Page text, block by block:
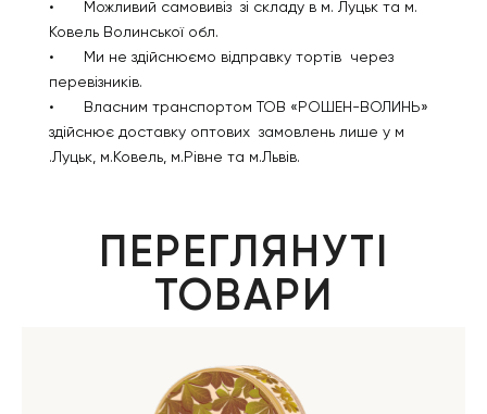
•
Можливий самовивіз зі складу в м. Луцьк та м.
Ковель Волинської обл.
•
Ми не здійснюємо відправку тортів через
перевізників.
•
Власним транспортом ТОВ «РОШЕН-ВОЛИНЬ»
здійснює доставку оптових замовлень лише у м
.Луцьк, м.Ковель, м.Рівне та м.Львів.
ПЕРЕГЛЯНУТІ
ТОВАРИ